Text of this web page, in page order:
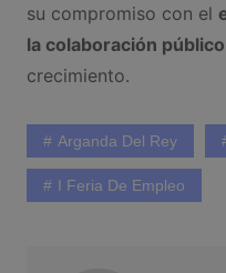
su compromiso con el
la colaboración
crecimiento.
Arganda Del Rey
I Feria De Empleo